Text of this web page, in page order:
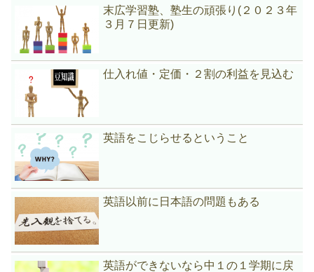
末広学習塾、塾生の頑張り(２０２３年
３月７日更新)
仕入れ値・定価・２割の利益を見込む
英語をこじらせるということ
英語以前に日本語の問題もある
英語ができないなら中１の１学期に戻